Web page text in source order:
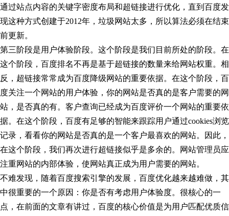
通过站点内容的关键字密度布局和超链接进行优化，直到百度发
现这种方式创建于2012年，垃圾网站太多，所以算法必须在结束
前更新。
第三阶段是用户体验阶段。这个阶段是我们目前所处的阶段。在
这个阶段，百度排名不再是基于超链接的数量来给网站权重。相
反，超链接常常成为百度降级网站的重要依据。在这个阶段，百
度关注一个网站的用户体验，你的网站是否真的是客户需要的网
站，是否真的有。客户查询已经成为百度评价一个网站的重要依
据。在这个阶段，百度有足够的智能来跟踪用户通过cookies浏览
记录，看看你的网站是否真的是一个客户最喜欢的网站。因此，
在这个阶段，我们再次进行超链接似乎是多余的。网站管理员应
注重网站的内部体验，使网站真正成为用户需要的网站。
不难发现，随着百度搜索引擎的发展，百度优化越来越难做，其
中很重要的一个原因：你是否有考虑用户体验度。很核心的一
点，在前面的文章有讲过，百度的核心价值是为用户匹配优质信